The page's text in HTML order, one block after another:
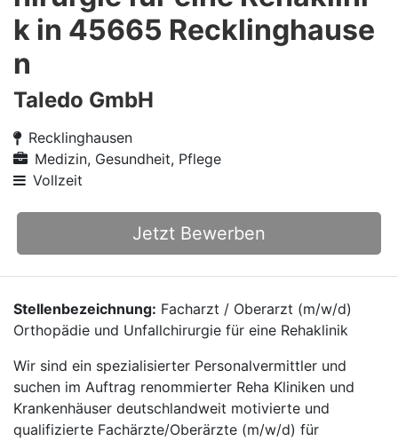
k in 45665 Recklinghause
n
Taledo GmbH
Recklinghausen
Medizin, Gesundheit, Pflege
Vollzeit
Jetzt Bewerben
Stellenbezeichnung: Facharzt / Oberarzt (m/w/d)
Orthopädie und Unfallchirurgie für eine Rehaklinik
Wir sind ein spezialisierter Personalvermittler und
suchen im Auftrag renommierter Reha Kliniken und
Krankenhäuser deutschlandweit motivierte und
qualifizierte Fachärzte/Oberärzte (m/w/d) für